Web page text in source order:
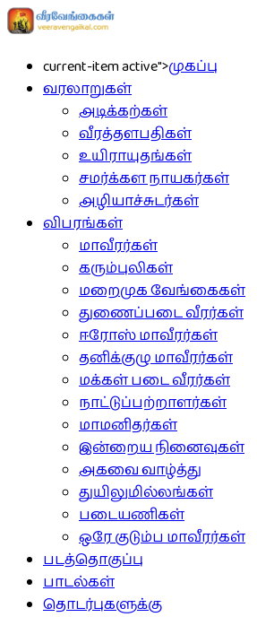
current-item active">முகப்பு
வரலாறுகள்
அடிக்கற்கள்
வீரத்தளபதிகள்
உயிராயுதங்கள்
சமர்க்கள நாயகர்கள்
அழியாச்சுடர்கள்
விபரங்கள்
மாவீரர்கள்
கரும்புலிகள்
மறைமுக வேங்கைகள்
துணைப்படை வீரர்கள்
ஈரோஸ் மாவீரர்கள்
தனிக்குழு மாவீரர்கள்
மக்கள் படை வீரர்கள்
நாட்டுப்பற்றாளர்கள்
மாமனிதர்கள்
இன்றைய நினைவுகள்
அகவை வாழ்த்து
துயிலுமில்லங்கள்
படையணிகள்
ஒரே குடும்ப மாவீரர்கள்
படத்தொகுப்பு
பாடல்கள்
தொடர்புகளுக்கு